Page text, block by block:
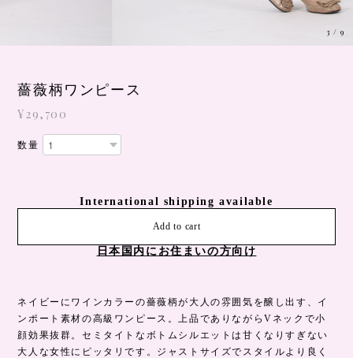
3 /9
薔薇柄ワンピース
¥29,700
数量
International shipping available
Add to cart
日本国内にお住まいの方向け
ネイビーにワインカラーの薔薇柄が大人の雰囲気を醸し出す、イ
ンポート素材の高級ワンピース。上品でありながらVネックで小
顔効果抜群。セミタイトなボトムシルエットは甘くなりすぎない
大人な女性にピッタリです。ジャストサイズでスタイルより良く